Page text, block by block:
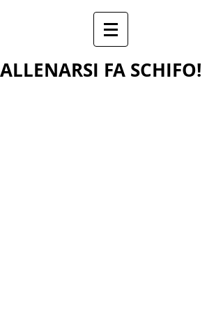
ALLENARSI FA SCHIFO!